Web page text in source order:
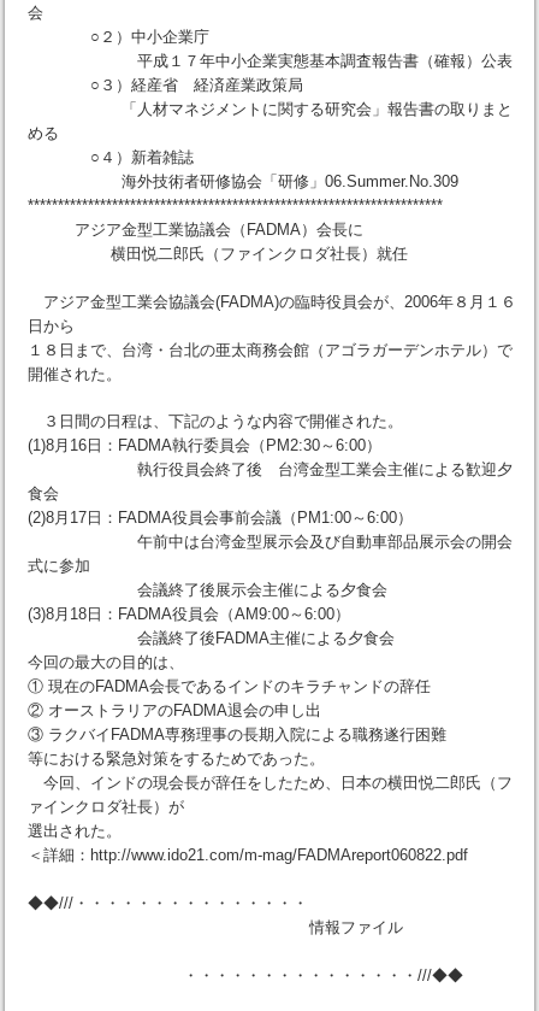
会
○２）中小企業庁
平成１７年中小企業実態基本調査報告書（確報）公表
○３）経産省 経済産業政策局
「人材マネジメントに関する研究会」報告書の取りまと
める
○４）新着雑誌
海外技術者研修協会「研修」06.Summer.No.309
*********************************************************************
アジア金型工業協議会（FADMA）会長に
横田悦二郎氏（ファインクロダ社長）就任
アジア金型工業会協議会(FADMA)の臨時役員会が、2006年８月１６
日から
１８日まで、台湾・台北の亜太商務会館（アゴラガーデンホテル）で
開催された。
３日間の日程は、下記のような内容で開催された。
(1)8月16日：FADMA執行委員会（PM2:30～6:00）
執行役員会終了後 台湾金型工業会主催による歓迎夕
食会
(2)8月17日：FADMA役員会事前会議（PM1:00～6:00）
午前中は台湾金型展示会及び自動車部品展示会の開会
式に参加
会議終了後展示会主催による夕食会
(3)8月18日：FADMA役員会（AM9:00～6:00）
会議終了後FADMA主催による夕食会
今回の最大の目的は、
① 現在のFADMA会長であるインドのキラチャンドの辞任
② オーストラリアのFADMA退会の申し出
③ ラクバイFADMA専務理事の長期入院による職務遂行困難
等における緊急対策をするためであった。
今回、インドの現会長が辞任をしたため、日本の横田悦二郎氏（フ
ァインクロダ社長）が
選出された。
＜詳細：http://www.ido21.com/m-mag/FADMAreport060822.pdf
◆◆///・・・・・・・・・・・・・・・
情報ファイル
・・・・・・・・・・・・・・・///◆◆